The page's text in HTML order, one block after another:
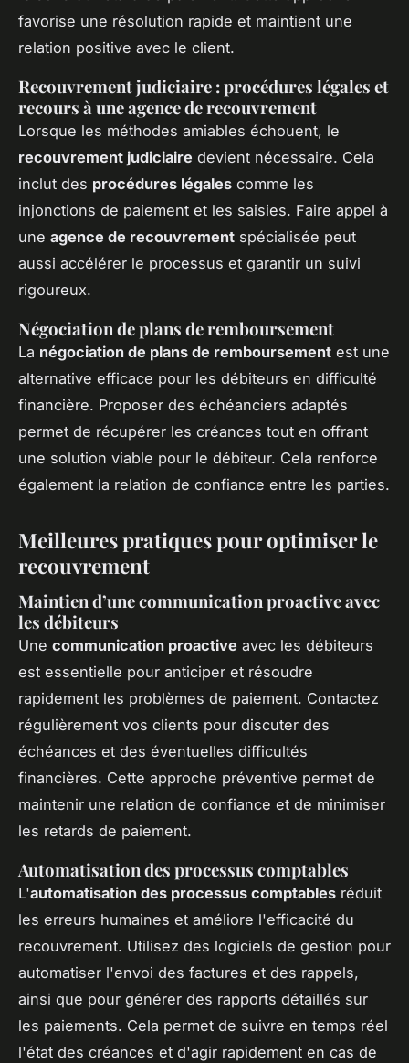
favorise une résolution rapide et maintient une
relation positive avec le client.
Recouvrement judiciaire : procédures légales et
recours à une agence de recouvrement
Lorsque les méthodes amiables échouent, le
recouvrement judiciaire devient nécessaire. Cela
inclut des procédures légales comme les
injonctions de paiement et les saisies. Faire appel à
une agence de recouvrement spécialisée peut
aussi accélérer le processus et garantir un suivi
rigoureux.
Négociation de plans de remboursement
La négociation de plans de remboursement est une
alternative efficace pour les débiteurs en difficulté
financière. Proposer des échéanciers adaptés
permet de récupérer les créances tout en offrant
une solution viable pour le débiteur. Cela renforce
également la relation de confiance entre les parties.
Meilleures pratiques pour optimiser le
recouvrement
Maintien d’une communication proactive avec
les débiteurs
Une communication proactive avec les débiteurs
est essentielle pour anticiper et résoudre
rapidement les problèmes de paiement. Contactez
régulièrement vos clients pour discuter des
échéances et des éventuelles difficultés
financières. Cette approche préventive permet de
maintenir une relation de confiance et de minimiser
les retards de paiement.
Automatisation des processus comptables
L'automatisation des processus comptables réduit
les erreurs humaines et améliore l'efficacité du
recouvrement. Utilisez des logiciels de gestion pour
automatiser l'envoi des factures et des rappels,
ainsi que pour générer des rapports détaillés sur
les paiements. Cela permet de suivre en temps réel
l'état des créances et d'agir rapidement en cas de